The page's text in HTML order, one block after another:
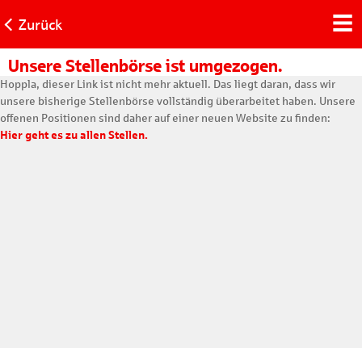
Zurück
Unsere Stellenbörse ist umgezogen.
Hoppla, dieser Link ist nicht mehr aktuell. Das liegt daran, dass wir
unsere bisherige Stellenbörse vollständig überarbeitet haben. Unsere
offenen Positionen sind daher auf einer neuen Website zu finden:
Hier geht es zu allen Stellen.